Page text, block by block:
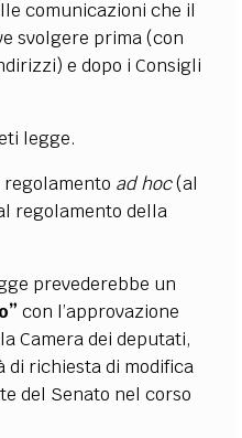
comunicazioni che il
svolgere prima (con
e dopo i Consigli
legge.
ad hoc(al
regolamento della
prevederebbe un
con l’approvazione
Camera dei deputati,
di richiesta di modifica
del Senato nel corso